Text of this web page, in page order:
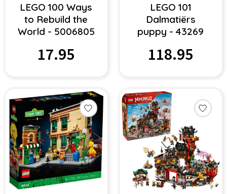
LEGO 100 Ways
to Rebuild the
World - 5006805
17.95
LEGO 101
Dalmatiërs
puppy - 43269
118.95